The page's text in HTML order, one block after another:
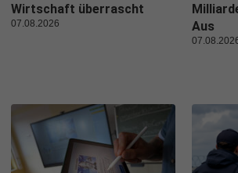
Wirtschaft überrascht
07.08.2026
Aus